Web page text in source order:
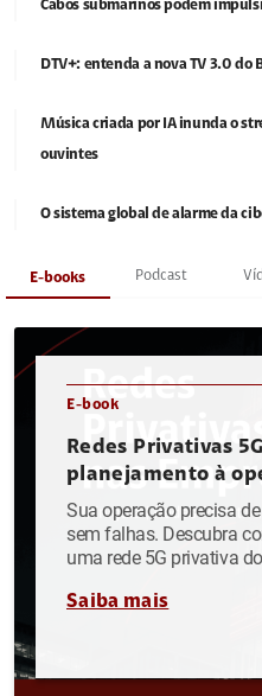
Cabos submarinos podem
DTV+: entenda a nova TV 3.0 do
Música criada por IA inunda o
ouvintes
O sistema global de alarme da
E-books Podcast
E-book
Redes Privativas
planejamento à
Sua operação precisa
sem falhas. Descubra
uma rede 5G privativa
Saiba mais